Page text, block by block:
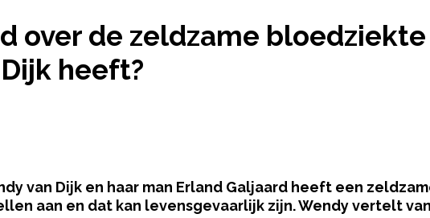
over de zeldzame
heeft?
van Dijk en haar man Erland Galjaard heeft een
aan en dat kan levensgevaarlijk zijn. Wendy vertelt